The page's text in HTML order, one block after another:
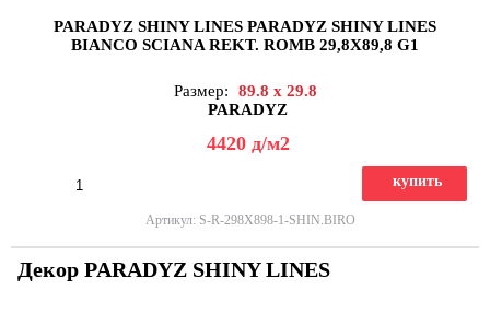
PARADYZ SHINY LINES PARADYZ SHINY LINES
BIANCO SCIANA REKT. ROMB 29,8X89,8 G1
Размер:
89.8 x 29.8
PARADYZ
4420 д/м2
купить
Артикул: S-R-298X898-1-SHIN.BIRO
Декор PARADYZ SHINY LINES